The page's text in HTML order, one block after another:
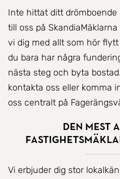
Inte hittat ditt drömboende
till oss på
vi dig med allt som hör
du bara har några
nästa steg och byta
kontakta oss eller komma
oss centralt på
Den mest
Vi erbjuder dig stor